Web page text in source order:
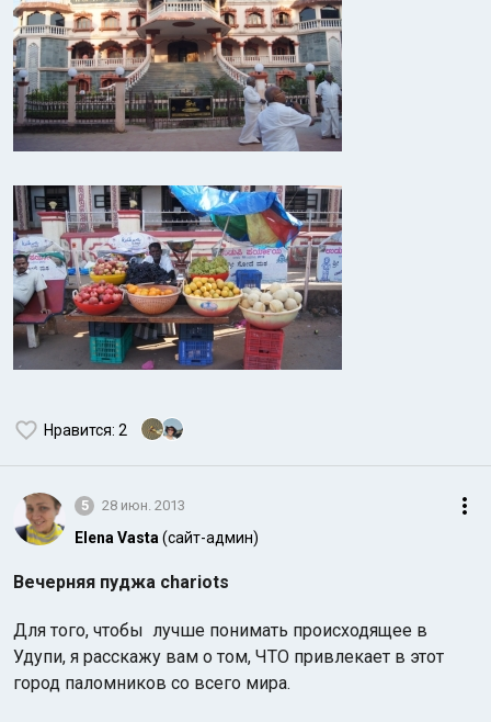
Нравится: 2
5 28 июн. 2013
Elena Vasta (сайт-админ)
Вечерняя пуджа сhariots
Для того, чтобы лучше понимать происходящее в
Удупи, я расскажу вам о том, ЧТО привлекает в этот
город паломников со всего мира.